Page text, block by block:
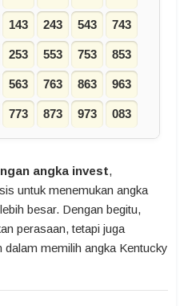
143 243 543 743
253 553 753 853
563 763 863 963
773 873 973 083
angka invest,
untuk menemukan angka
besar. Dengan begitu,
perasaan, tetapi juga
dalam memilih angka Kentucky